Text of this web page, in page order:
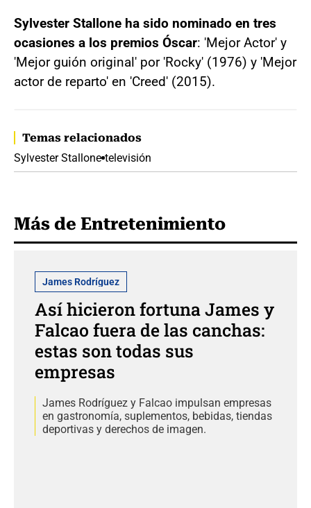
Sylvester Stallone ha sido nominado en tres
ocasiones a los premios Óscar: 'Mejor Actor' y
'Mejor guión original' por 'Rocky' (1976) y 'Mejor
actor de reparto' en 'Creed' (2015).
Temas relacionados
Sylvester Stallone televisión
Más de Entretenimiento
James Rodríguez
Así hicieron fortuna James y
Falcao fuera de las canchas:
estas son todas sus
empresas
James Rodríguez y Falcao impulsan empresas
en gastronomía, suplementos, bebidas, tiendas
deportivas y derechos de imagen.